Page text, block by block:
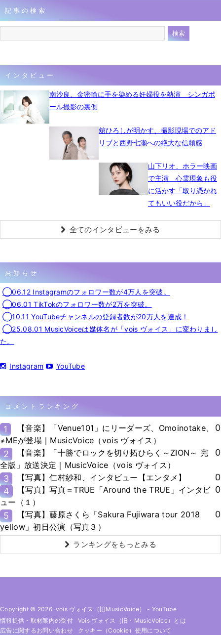
記事の検索
インタビュー
南沙良、金密輸に手を染める妊婦役を熱演 シンガポ
ール撮影の裏側
舘ひろしが明かす、撮影現場でのアド
リブと西野七瀬への絶大な信頼感
山下リオ、ホラー映画
で主演 心霊現象も役
に活かす「取り憑かれ
てもいい役だから」
全てのインタビューをみる
お知らせ
◯06.12 Instagramのフォロワー数が4万人を突破。
◯06.01 TikTokのフォロワー数が2万を突破。
◯10.11 YouTubeチャンネルの登録者数が20万人を達成！
◯25.08.01 MusicVoiceは媒体名が「vois ヴォイス」に変わりまし
た。
Instagram YouTube
コメントランキング
1
【音楽】「Venue101」にリーダーズ、Omoinotake、
≠MEが登場｜MusicVoice（vois ヴォイス）
0
2
【音楽】「十勝でロックを切り拓ひらく～ZION～ 完
全版」放送決定｜MusicVoice（vois ヴォイス）
0
3 【写真】仁村紗和、インタビュー【エンタメ】
0
4
【写真】写真＝TRUE「Around the TRUE」インタビ
ュー（１）
0
5
【写真】藤原さくら「Sakura Fujiwara tour 2018
yellow」初日公演（写真３）
0
ランキングをもっとみる
Copyright © 2026. vois ヴォイス（旧MusicVoice） - YouTube
情報提供・取材案内の受付
Vois ヴォイス（旧・MusicVoice）とは
広告に関するお問い合わせ
クッキー（cookie）使用について